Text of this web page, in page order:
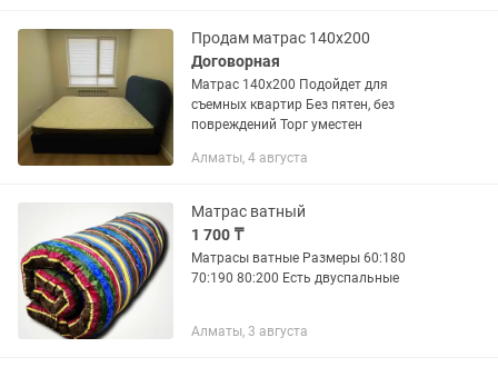
Продам матрас 140х200
Договорная
Матрас 140х200 Подойдет для
съемных квартир Без пятен, без
повреждений Торг уместен
Алматы, 4 августа
Матрас ватный
1 700 ₸
Матрасы ватные Размеры 60:180
70:190 80:200 Есть двуспальные
Алматы, 3 августа